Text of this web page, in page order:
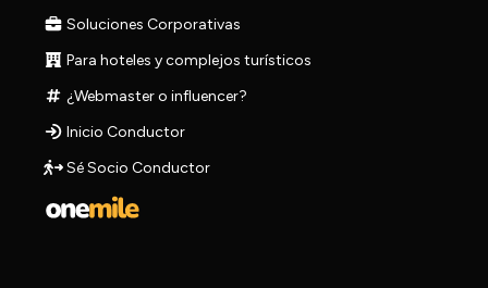
Soluciones Corporativas
Para hoteles y complejos turísticos
¿Webmaster o influencer?
Inicio Conductor
Sé Socio Conductor